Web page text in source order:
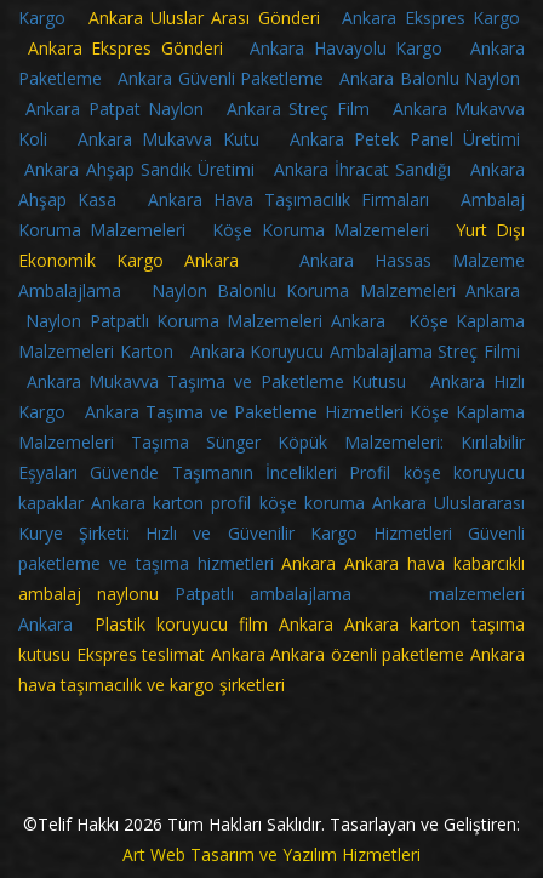
Kargo Ankara Uluslar Arası GönderiAnkara Ekspres Kargo
Ankara Ekspres Gönderi
Ankara Havayolu Kargo
Ankara
Paketleme
Ankara Güvenli Paketleme
Ankara Balonlu Naylon
Ankara Patpat Naylon
Ankara Streç Film
Ankara Mukavva
Koli
Ankara Mukavva Kutu
Ankara Petek Panel Üretimi
Ankara Ahşap Sandık Üretimi
Ankara İhracat Sandığı
Ankara
Ahşap Kasa
Ankara Hava Taşımacılık Firmaları
Ambalaj
Koruma Malzemeleri
Köşe Koruma Malzemeleri Yurt Dışı
Ekonomik Kargo AnkaraAnkara Hassas Malzeme
Ambalajlama
Naylon Balonlu Koruma Malzemeleri Ankara
Naylon Patpatlı Koruma Malzemeleri Ankara
Köşe Kaplama
Malzemeleri Karton
Ankara Koruyucu Ambalajlama Streç Filmi
Ankara Mukavva Taşıma ve Paketleme Kutusu
Ankara Hızlı
Kargo
Ankara Taşıma ve Paketleme Hizmetleri Köşe Kaplama
Malzemeleri
Taşıma Sünger Köpük Malzemeleri: Kırılabilir
Eşyaları Güvende Taşımanın İncelikleri
Profil köşe koruyucu
kapaklar Ankara karton profil köşe koruma Ankara Uluslararası
Kurye Şirketi: Hızlı ve Güvenilir Kargo Hizmetleri
Güvenli
paketleme ve taşıma hizmetleriAnkara Ankara hava kabarcıklı
ambalaj naylonu Patpatlı ambalajlama malzemeleri
Ankara Plastik koruyucu film Ankara Ankara karton taşıma
kutusu Ekspres teslimat Ankara Ankara özenli paketleme Ankara
hava taşımacılık ve kargo şirketleri
©Telif Hakkı 2026 Tüm Hakları Saklıdır. Tasarlayan ve Geliştiren:
Art Web Tasarım ve Yazılım Hizmetleri